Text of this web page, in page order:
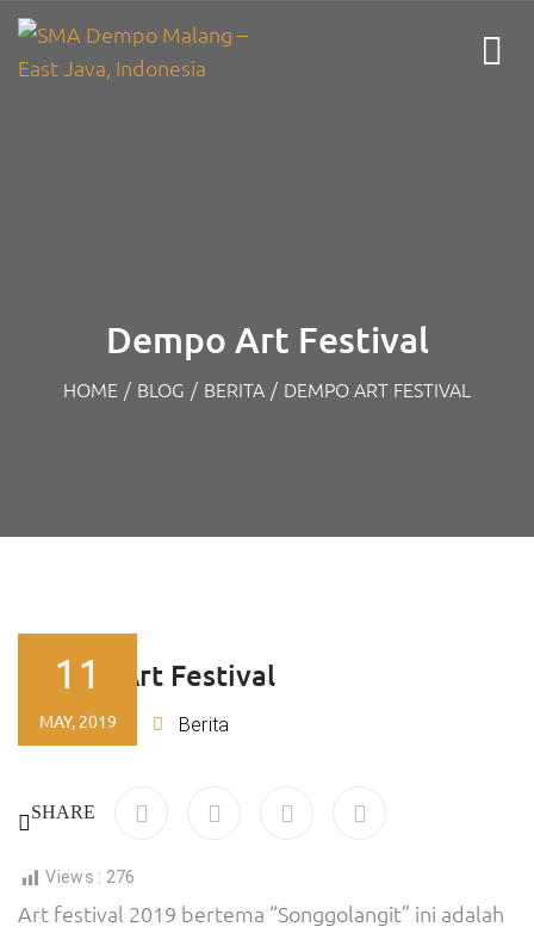
Dempo Art Festival
HOME / BLOG / BERITA / DEMPO ART FESTIVAL
Dempo Art Festival
By Ajeng Berita
11
MAY, 2019
SHARE
Views : 276
Art festival 2019 bertema “Songgolangit” ini adalah